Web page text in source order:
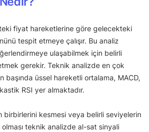
fiyat hareketlerine göre gelecekteki
tespit etmeye çalışır. Bu analiz
ulaşabilmek için belirli
gerekir. Teknik analizde en çok
başında üssel hareketli ortalama, MACD,
RSI yer almaktadır.
birbirlerini kesmesi veya belirli seviyelerin
teknik analizde al-sat sinyali